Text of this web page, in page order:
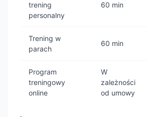
trening
personalny
60 min
Trening w
parach
60 min
Program
treningowy
online
W
zależności
od umowy